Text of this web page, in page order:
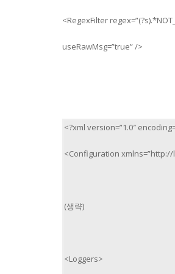
<RegexFilter
useRawMsg=”true” />
<?xml version=”1.0″
<Configuration
(생략)
<Loggers>